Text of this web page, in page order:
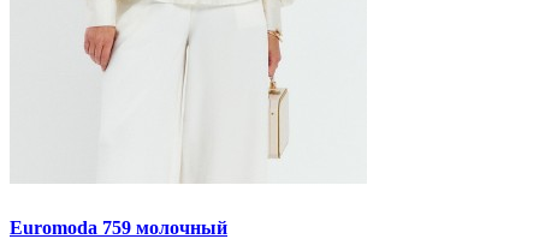
Euromoda 759 молочный